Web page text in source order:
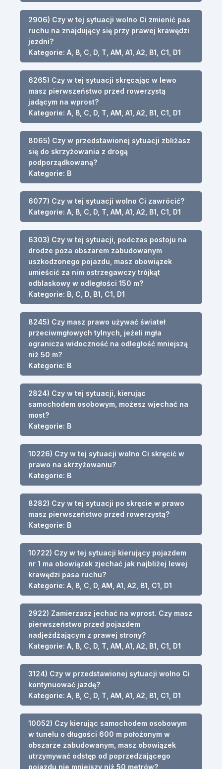
2906) Czy w tej sytuacji wolno Ci zmienić pas
ruchu na znajdujący się przy prawej krawędzi
jezdni?
Kategorie: A, B, C, D, T, AM, A1, A2, B1, C1, D1
6265) Czy w tej sytuacji skręcając w lewo
masz pierwszeństwo przed rowerzystą
jadącym na wprost?
Kategorie: A, B, C, D, T, AM, A1, A2, B1, C1, D1
8065) Czy w przedstawionej sytuacji zbliżasz
się do skrzyżowania z drogą
podporządkowaną?
Kategorie: B
6077) Czy w tej sytuacji wolno Ci zawrócić?
Kategorie: A, B, C, D, T, AM, A1, A2, B1, C1, D1
6303) Czy w tej sytuacji, podczas postoju na
drodze poza obszarem zabudowanym
uszkodzonego pojazdu, masz obowiązek
umieścić za nim ostrzegawczy trójkąt
odblaskowy w odległości 150 m?
Kategorie: B, C, D, B1, C1, D1
8245) Czy masz prawo używać świateł
przeciwmgłowych tylnych, jeżeli mgła
ogranicza widoczność na odległość mniejszą
niż 50 m?
Kategorie: B
2824) Czy w tej sytuacji, kierując
samochodem osobowym, możesz wjechać na
most?
Kategorie: B
10226) Czy w tej sytuacji wolno Ci skręcić w
prawo na skrzyżowaniu?
Kategorie: B
8282) Czy w tej sytuacji po skręcie w prawo
masz pierwszeństwo przed rowerzystą?
Kategorie: B
10722) Czy w tej sytuacji kierujący pojazdem
nr 1 ma obowiązek zjechać jak najbliżej lewej
krawędzi pasa ruchu?
Kategorie: A, B, C, D, AM, A1, A2, B1, C1, D1
2922) Zamierzasz jechać na wprost. Czy masz
pierwszeństwo przed pojazdem
nadjeżdżającym z prawej strony?
Kategorie: A, B, C, D, T, AM, A1, A2, B1, C1, D1
3124) Czy w przedstawionej sytuacji wolno Ci
kontynuować jazdę?
Kategorie: A, B, C, D, T, AM, A1, A2, B1, C1, D1
10052) Czy kierując samochodem osobowym
w tunelu o długości 600 m położonym w
obszarze zabudowanym, masz obowiązek
utrzymywać odstęp od poprzedzającego
pojazdu nie mniejszy niż 50 metrów?